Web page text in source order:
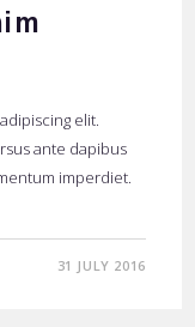
elit.
ante dapibus
imperdiet.
31 JULY 2016